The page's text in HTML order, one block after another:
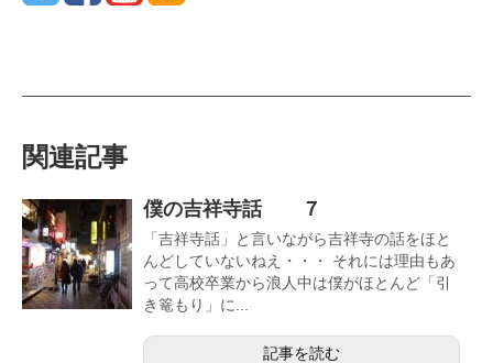
関連記事
僕の吉祥寺話 ７
「吉祥寺話」と言いながら吉祥寺の話をほと
んどしていないねえ・・・ それには理由もあ
って高校卒業から浪人中は僕がほとんど「引
き篭もり」に...
記事を読む